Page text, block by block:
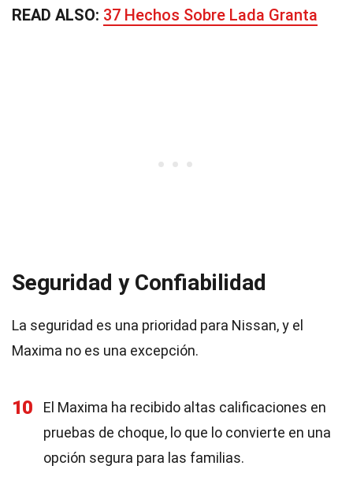
READ ALSO: 37 Hechos Sobre Lada Granta
Seguridad y Confiabilidad
La seguridad es una prioridad para Nissan, y el
Maxima no es una excepción.
10
El Maxima ha recibido altas calificaciones en
pruebas de choque, lo que lo convierte en una
opción segura para las familias.